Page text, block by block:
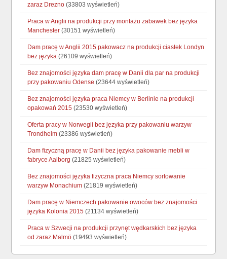
zaraz Drezno (33803 wyświetleń)
Praca w Anglii na produkcji przy montażu zabawek bez języka
Manchester (30151 wyświetleń)
Dam pracę w Anglii 2015 pakowacz na produkcji ciastek Londyn
bez języka (26109 wyświetleń)
Bez znajomości języka dam pracę w Danii dla par na produkcji
przy pakowaniu Odense (23644 wyświetleń)
Bez znajomości języka praca Niemcy w Berlinie na produkcji
opakowań 2015 (23530 wyświetleń)
Oferta pracy w Norwegii bez języka przy pakowaniu warzyw
Trondheim (23386 wyświetleń)
Dam fizyczną pracę w Danii bez języka pakowanie mebli w
fabryce Aalborg (21825 wyświetleń)
Bez znajomości języka fizyczna praca Niemcy sortowanie
warzyw Monachium (21819 wyświetleń)
Dam pracę w Niemczech pakowanie owoców bez znajomości
języka Kolonia 2015 (21134 wyświetleń)
Praca w Szwecji na produkcji przynęt wędkarskich bez języka
od zaraz Malmö (19493 wyświetleń)